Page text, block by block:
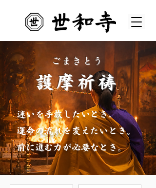
ごまきとう
​護摩祈祷
​迷いを手放したいとき。
運命の流れを変えたいとき。
前に進む力が必要なとき。​